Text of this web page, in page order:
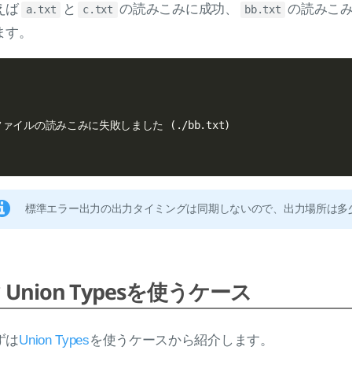
ば a.txt と c.txt の読みこみに成功、 bb.txt の読みこ
。
ァイルの読みこみに失敗しました (./bb.txt)
標準エラー出力の出力タイミングは同期しないので、出力場所は多
Union Typesを使うケース
はUnion Typesを使うケースから紹介します。